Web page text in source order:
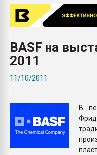
BASF на
2011
11/10/2011
В